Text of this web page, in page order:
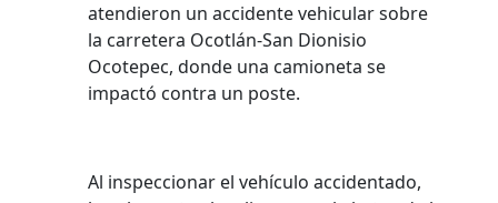
atendieron un accidente vehicular sobre
la carretera Ocotlán-San Dionisio
Ocotepec, donde una camioneta se
impactó contra un poste.
Al inspeccionar el vehículo accidentado,